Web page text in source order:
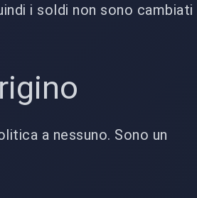
i soldi non sono cambiati
a nessuno. Sono un